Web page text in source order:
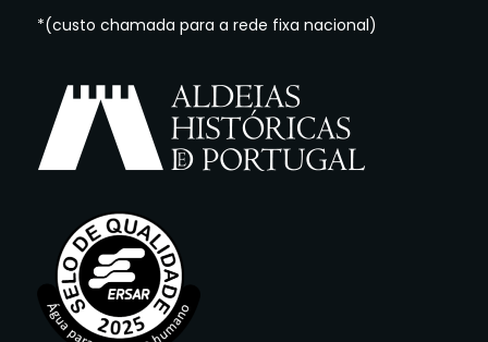
*(custo chamada para a rede fixa nacional)